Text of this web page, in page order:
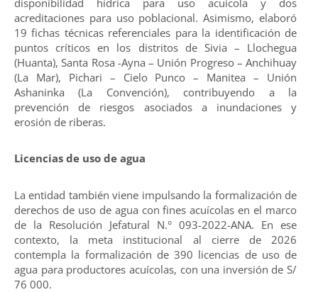
disponibilidad hídrica para uso acuícola y dos
acreditaciones para uso poblacional. Asimismo, elaboró
19 fichas técnicas referenciales para la identificación de
puntos críticos en los distritos de Sivia – Llochegua
(Huanta), Santa Rosa -Ayna – Unión Progreso – Anchihuay
(La Mar), Pichari – Cielo Punco – Manitea – Unión
Ashaninka (La Convención), contribuyendo a la
prevención de riesgos asociados a inundaciones y
erosión de riberas.
Licencias de uso de agua
La entidad también viene impulsando la formalización de
derechos de uso de agua con fines acuícolas en el marco
de la Resolución Jefatural N.° 093-2022-ANA. En ese
contexto, la meta institucional al cierre de 2026
contempla la formalización de 390 licencias de uso de
agua para productores acuícolas, con una inversión de S/
76 000.